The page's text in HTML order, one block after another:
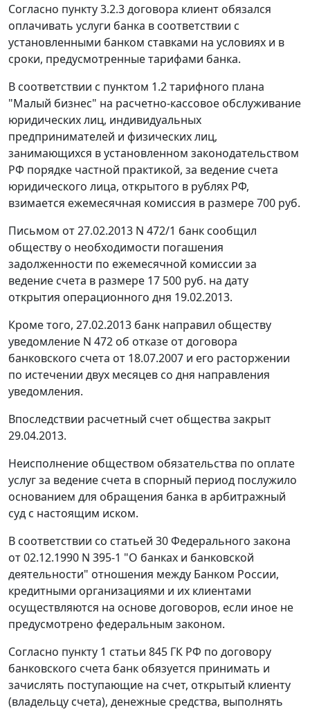
Согласно пункту 3.2.3 договора клиент обязался
оплачивать услуги банка в соответствии с
установленными банком ставками на условиях и в
сроки, предусмотренные тарифами банка.
В соответствии с пунктом 1.2 тарифного плана
"Малый бизнес" на расчетно-кассовое обслуживание
юридических лиц, индивидуальных
предпринимателей и физических лиц,
занимающихся в установленном законодательством
РФ порядке частной практикой, за ведение счета
юридического лица, открытого в рублях РФ,
взимается ежемесячная комиссия в размере 700 руб.
Письмом от 27.02.2013 N 472/1 банк сообщил
обществу о необходимости погашения
задолженности по ежемесячной комиссии за
ведение счета в размере 17 500 руб. на дату
открытия операционного дня 19.02.2013.
Кроме того, 27.02.2013 банк направил обществу
уведомление N 472 об отказе от договора
банковского счета от 18.07.2007 и его расторжении
по истечении двух месяцев со дня направления
уведомления.
Впоследствии расчетный счет общества закрыт
29.04.2013.
Неисполнение обществом обязательства по оплате
услуг за ведение счета в спорный период послужило
основанием для обращения банка в арбитражный
суд с настоящим иском.
В соответствии со статьей 30 Федерального закона
от 02.12.1990 N 395-1 "О банках и банковской
деятельности" отношения между Банком России,
кредитными организациями и их клиентами
осуществляются на основе договоров, если иное не
предусмотрено федеральным законом.
Согласно пункту 1 статьи 845 ГК РФ по договору
банковского счета банк обязуется принимать и
зачислять поступающие на счет, открытый клиенту
(владельцу счета), денежные средства, выполнять